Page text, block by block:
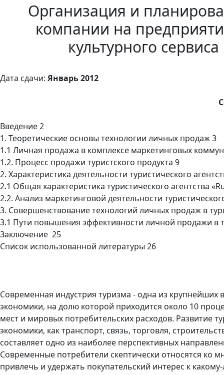
Организация и
компании на
культурного
Дата сдачи: Январь 2012
Введение 2
1. Теоретические основы технологии личных продаж 3
1.1 Личная продажа в комплексе маркетинговых
1.2. Процесс продажи туристского продукта 9
2. Характеристика деятельности туристического
2.1 Общая характеристика туристического агентства
2.2. Анализ маркетинговой деятельности
3. Совершенствование технологий личных продаж в
3.1 Пути повышения эффективности личной продажи в
Заключение 25
Список использованной литературы 26
Современная индустрия туризма - одна из
экономики, на долю которой приходится около 10
мест и мировых потребительских расходов. Развитие
экономики, как транспорт, связь, торговля,
составляет одно из наиболее перспективных
Современные потребители скептически относятся ко
привлечь и удержать покупательский интерес к